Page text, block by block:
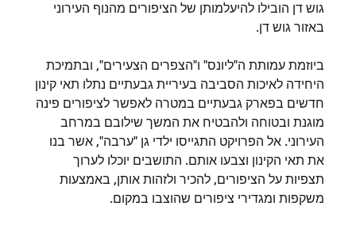
גוש דן הובילו להיעלמותן של הציפורים מהנוף העירוני
באזור גוש דן.
ביוזמת עמותת ה"ליונס" ו"הצפרים הצעירים", ובתמיכת
היחידה לאיכות הסביבה בעיריית גבעתיים נתלו תאי קינון
חדשים בפארק גבעתיים במטרה לאפשר לציפורים פינה
מוגנת ובטוחה ולהבטיח את המשך שילובם במרחב
העירוני. אל הפרויקט התגייסו ילדי גן "ערבה", אשר בנו
את תאי הקינון וצבעו אותם. התושבים יוכלו לערוך
תצפיות על הציפורים, להכיר ולזהות אותן, באמצעות
משקפות ומגדירי ציפורים שהוצבו במקום.